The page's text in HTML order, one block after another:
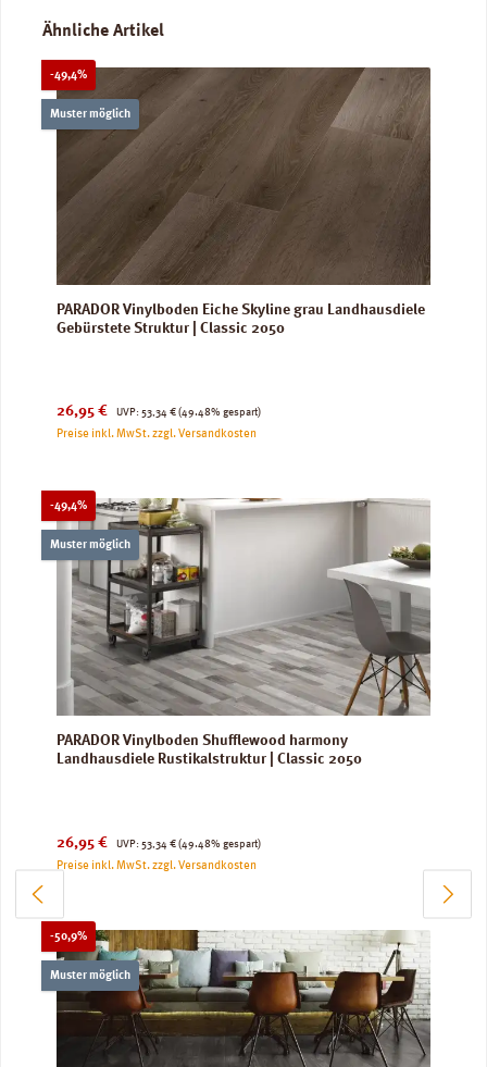
Produktgalerie überspringen
Ähnliche Artikel
-49,4%Rabatt
Muster möglich
PARADOR Vinylboden Eiche Skyline grau Landhausdiele
Gebürstete Struktur | Classic 2050
Verkaufspreis:
26,95 € UVP:
Regulärer Preis:
53,34 € (49.48% gespart)
Preise inkl. MwSt. zzgl. Versandkosten
-49,4%Rabatt
Muster möglich
PARADOR Vinylboden Shufflewood harmony
Landhausdiele Rustikalstruktur | Classic 2050
Verkaufspreis:
26,95 € UVP:
Regulärer Preis:
53,34 € (49.48% gespart)
Preise inkl. MwSt. zzgl. Versandkosten
-50,9%Rabatt
Muster möglich